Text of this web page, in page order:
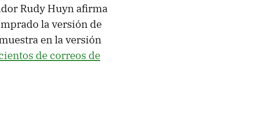
Rudy Huyn afirma
la versión de
en la versión
de correos de